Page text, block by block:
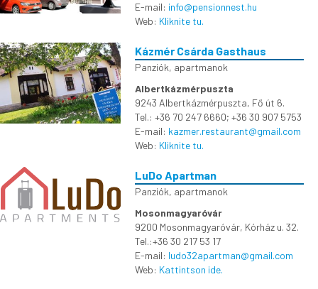
E-mail: info@pensionnest.hu
Web: Kliknite tu.
Kázmér Csárda Gasthaus
Panziók, apartmanok
Albertkázmérpuszta
9243 Albertkázmérpuszta, Fő út 6.
Tel.: +36 70 247 6660; +36 30 907 5753
E-mail: kazmer.restaurant@gmail.com
Web: Kliknite tu.
LuDo Apartman
Panziók, apartmanok
Mosonmagyaróvár
9200 Mosonmagyaróvár, Kórház u. 32.
Tel.:+36 30 217 53 17
E-mail: ludo32apartman@gmail.com
Web: Kattintson ide.